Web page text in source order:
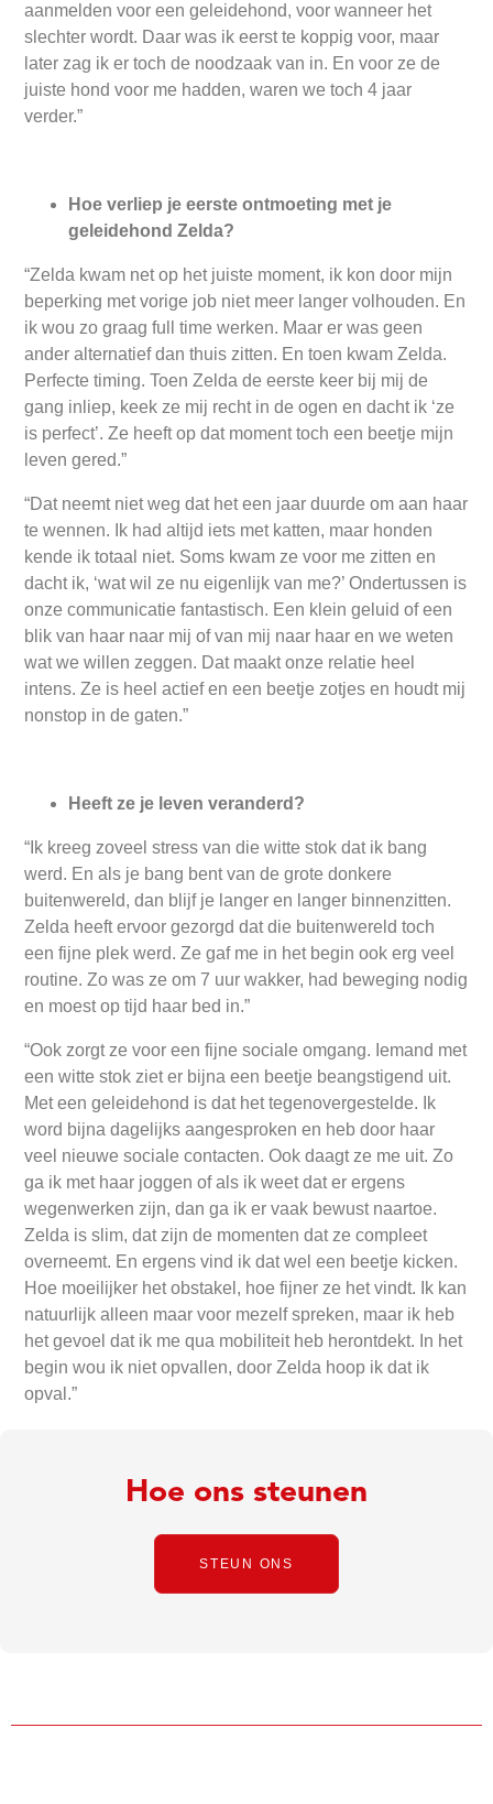
aanmelden voor een geleidehond, voor wanneer het
slechter wordt. Daar was ik eerst te koppig voor, maar
later zag ik er toch de noodzaak van in. En voor ze de
juiste hond voor me hadden, waren we toch 4 jaar
verder.”
Hoe verliep je eerste ontmoeting met je
geleidehond Zelda?
“Zelda kwam net op het juiste moment, ik kon door mijn
beperking met vorige job niet meer langer volhouden. En
ik wou zo graag full time werken. Maar er was geen
ander alternatief dan thuis zitten. En toen kwam Zelda.
Perfecte timing. Toen Zelda de eerste keer bij mij de
gang inliep, keek ze mij recht in de ogen en dacht ik ‘ze
is perfect’. Ze heeft op dat moment toch een beetje mijn
leven gered.”
“Dat neemt niet weg dat het een jaar duurde om aan haar
te wennen. Ik had altijd iets met katten, maar honden
kende ik totaal niet. Soms kwam ze voor me zitten en
dacht ik, ‘wat wil ze nu eigenlijk van me?’ Ondertussen is
onze communicatie fantastisch. Een klein geluid of een
blik van haar naar mij of van mij naar haar en we weten
wat we willen zeggen. Dat maakt onze relatie heel
intens. Ze is heel actief en een beetje zotjes en houdt mij
nonstop in de gaten.”
Heeft ze je leven veranderd?
“Ik kreeg zoveel stress van die witte stok dat ik bang
werd. En als je bang bent van de grote donkere
buitenwereld, dan blijf je langer en langer binnenzitten.
Zelda heeft ervoor gezorgd dat die buitenwereld toch
een fijne plek werd. Ze gaf me in het begin ook erg veel
routine. Zo was ze om 7 uur wakker, had beweging nodig
en moest op tijd haar bed in.”
“Ook zorgt ze voor een fijne sociale omgang. Iemand met
een witte stok ziet er bijna een beetje beangstigend uit.
Met een geleidehond is dat het tegenovergestelde. Ik
word bijna dagelijks aangesproken en heb door haar
veel nieuwe sociale contacten. Ook daagt ze me uit. Zo
ga ik met haar joggen of als ik weet dat er ergens
wegenwerken zijn, dan ga ik er vaak bewust naartoe.
Zelda is slim, dat zijn de momenten dat ze compleet
overneemt. En ergens vind ik dat wel een beetje kicken.
Hoe moeilijker het obstakel, hoe fijner ze het vindt. Ik kan
natuurlijk alleen maar voor mezelf spreken, maar ik heb
het gevoel dat ik me qua mobiliteit heb herontdekt. In het
begin wou ik niet opvallen, door Zelda hoop ik dat ik
opval.”
Hoe ons steunen
STEUN ONS